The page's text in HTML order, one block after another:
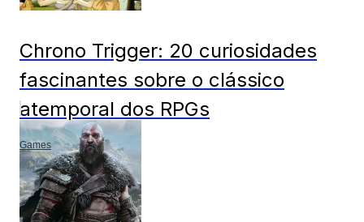
Chrono Trigger: 20 curiosidades
fascinantes sobre o clássico
atemporal dos RPGs
Games